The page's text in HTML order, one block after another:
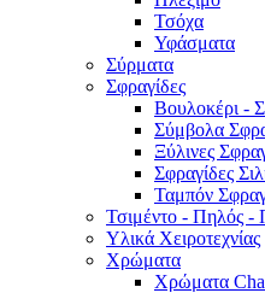
Τσόχα
Υφάσματα
Σύρματα
Σφραγίδες
Βουλοκέρι -
Σύμβολα
Ξύλινες
Σφραγίδες
Ταμπόν
Τσιμέντο - Πηλός -
Υλικά Χειροτεχνίας
Χρώματα
Χρώματα